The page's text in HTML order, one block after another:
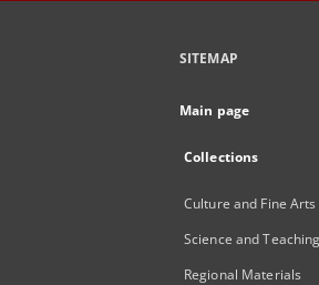
SITEMAP
Main page
Collections
Culture and Fine Arts
Science and Teaching
Regional Materials